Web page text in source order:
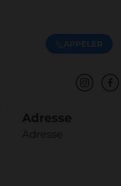
APPELER
Adresse
Adresse